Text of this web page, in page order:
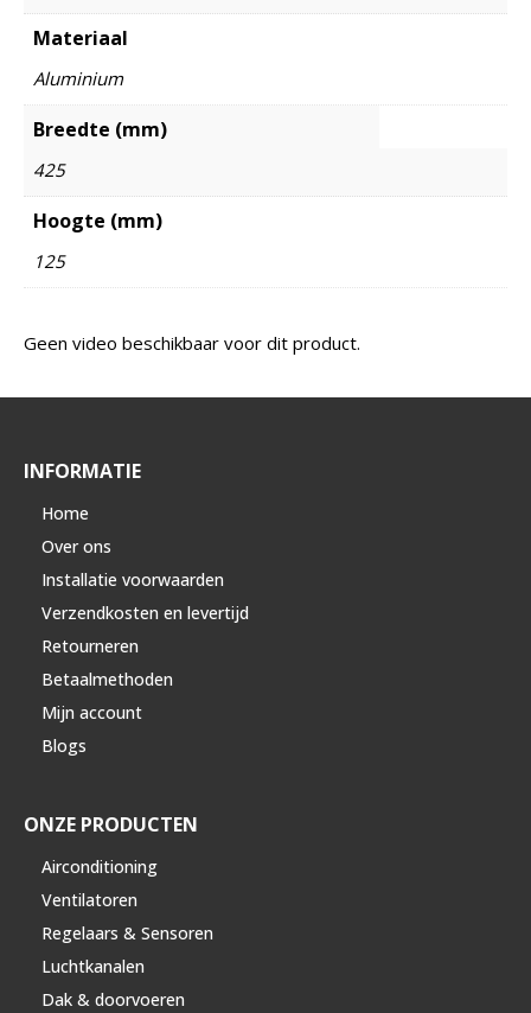
Materiaal
Aluminium
Breedte (mm)
425
Hoogte (mm)
125
Geen video beschikbaar voor dit product.
INFORMATIE
Home
Over ons
Installatie voorwaarden
Verzendkosten en levertijd
Retourneren
Betaalmethoden
Mijn account
Blogs
ONZE PRODUCTEN
Airconditioning
Ventilatoren
Regelaars & Sensoren
Luchtkanalen
Dak & doorvoeren